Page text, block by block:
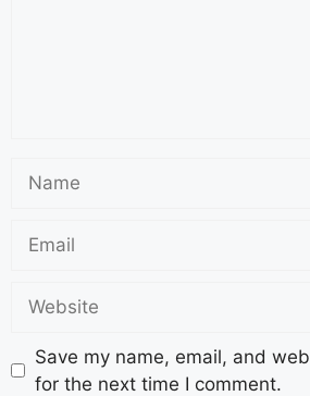
Save my name, email, and
for the next time I comment.